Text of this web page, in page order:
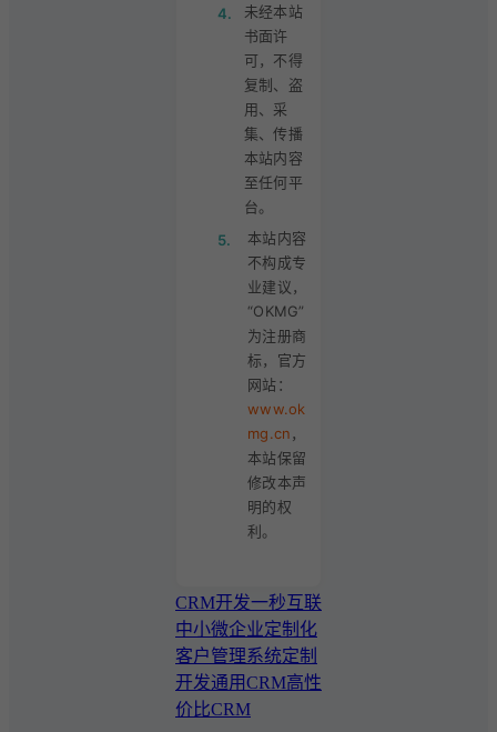
4.
未经本站
书面许
可，不得
复制、盗
用、采
集、传播
本站内容
至任何平
台。
5.
本站内容
不构成专
业建议，
“OKMG”
为注册商
标，官方
网站：
www.ok
mg.cn，
本站保留
修改本声
明的权
利。
CRM开发一秒互联
中小微企业定制化
客户管理系统定制
开发通用CRM高性
价比CRM